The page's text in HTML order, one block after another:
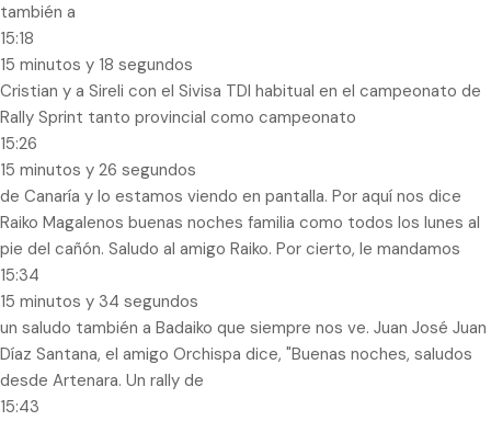
también a
15:18
15 minutos y 18 segundos
Cristian y a Sireli con el Sivisa TDI habitual en el campeonato de
Rally Sprint tanto provincial como campeonato
15:26
15 minutos y 26 segundos
de Canaría y lo estamos viendo en pantalla. Por aquí nos dice
Raiko Magalenos buenas noches familia como todos los lunes al
pie del cañón. Saludo al amigo Raiko. Por cierto, le mandamos
15:34
15 minutos y 34 segundos
un saludo también a Badaiko que siempre nos ve. Juan José Juan
Díaz Santana, el amigo Orchispa dice, "Buenas noches, saludos
desde Artenara. Un rally de
15:43